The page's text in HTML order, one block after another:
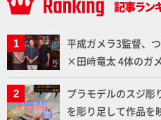
平成ガメラ3監督、
×田﨑竜太 4体のガ
メラ永久保存化プロ
プラモデルのスジ彫
を彫り足して作品を